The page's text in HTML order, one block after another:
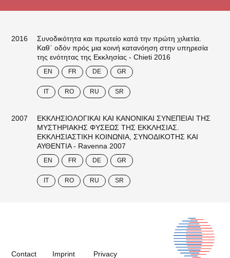
2016
Συνοδικότητα και πρωτείο κατά την πρώτη χιλιετία.
Καθ᾽ οδόν πρός μια κοινή κατανόηση στην υπηρεσία
της ενότητας της Εκκλησίας - Chieti 2016
EN FR DE GR
IT RO RU SR
2007
ΕΚΚΛΗΣΙΟΛΟΓΙΚΑΙ ΚΑΙ ΚΑΝΟΝΙΚΑΙ ΣΥΝΕΠΕΙΑΙ ΤΗΣ
ΜΥΣΤΗΡΙΑΚΗΣ ΦΥΣΕΩΣ ΤΗΣ ΕΚΚΛΗΣΙΑΣ.
ΕΚΚΛΗΣΙΑΣΤΙΚΗ ΚΟΙΝΩΝΙΑ, ΣΥΝΟΔΙΚΟΤΗΣ ΚΑΙ
ΑΥΘΕΝΤΙΑ - Ravenna 2007
EN FR DE GR
IT RO RU SR
Contact Imprint Privacy